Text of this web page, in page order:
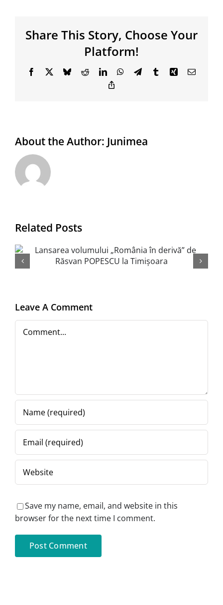
Share This Story, Choose Your
Platform!
Facebook BlueskyRedditLinkedInWhatsApp
TelegramTumblrXing Email
About the Author: Junimea
Related Posts
EDITURA JUNIMEA la Salonul
BOOKFEST Timișoara, 19-22
Leave A Comment
Save my name, email, and website in this
browser for the next time I comment.